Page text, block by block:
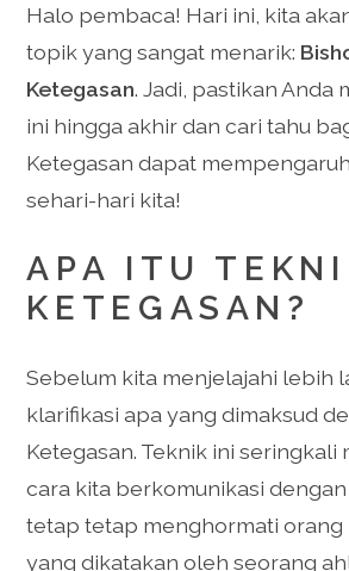
Halo pembaca! Hari ini, kita
topik yang sangat menarik:
Ketegasan. Jadi, pastikan Anda
ini hingga akhir dan cari tahu
Ketegasan dapat
sehari-hari kita!
APA ITU
KETEGASAN?
Sebelum kita menjelajahi lebih
klarifikasi apa yang dimaksud
Ketegasan. Teknik ini seringkali
cara kita berkomunikasi
tetap tetap menghormati orang
yang dikatakan oleh seorang